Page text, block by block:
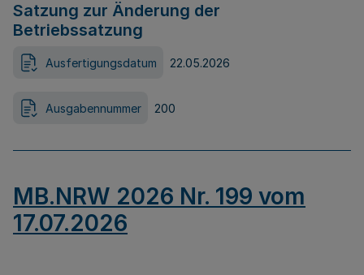
Satzung zur Änderung der
Betriebssatzung
Ausfertigungsdatum 22.05.2026
Ausgabennummer 200
MB.NRW 2026 Nr. 199 vom
17.07.2026